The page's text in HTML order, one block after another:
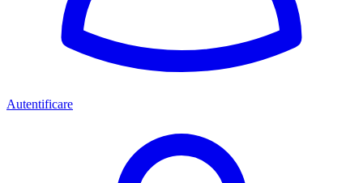
Autentificare